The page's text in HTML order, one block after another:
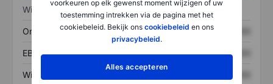
voorkeuren op elk gewenst moment wijzigen of uw
toestemming intrekken via de pagina met het
cookiebeleid. Bekijk ons cookiebeleid en ons
privacybeleid.
Alles accepteren
Winst/verlies
Omzet XXXXXXX XXXXXXX
EBITDA XXXXXXX XXXXXXX
Winst